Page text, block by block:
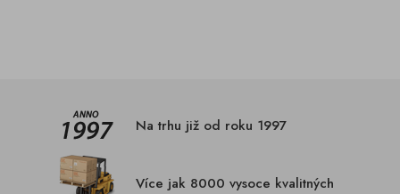
Na trhu již od roku 1997
Více jak 8000 vysoce kvalitných